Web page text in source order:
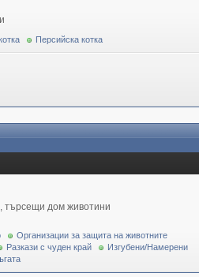
Персийска котка
търсещи дом животини
Организации за защита на животните
Разкази с чуден край
Изгубени/Намерени